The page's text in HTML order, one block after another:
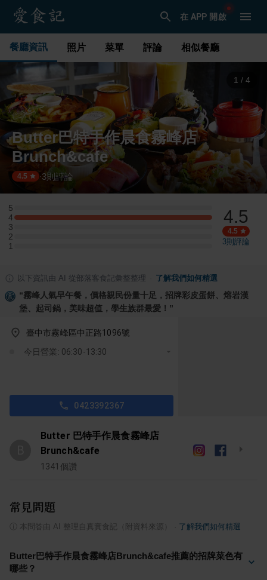
在 APP 開啟
餐廳資訊 照片 菜單 評論 相似餐廳
1 / 4
Butter巴特手作晨食霧峰店
Brunch&cafe
4.5 ·3則評論
5
5 星：0 則評論
4
4 星：1 則評論
3
3 星：0 則評論
2
2 星：0 則評論
1
1 星：0 則評論
4.5
4.5
3則評論
以下資訊由 AI 從部落客食記彙整整理 了解我們如何精選
“霧峰人氣早午餐，價格親民份量十足，招牌彩皮蛋餅、熔岩漢
堡、起司鍋，美味超值，學生族群最愛！ ”
臺中市霧峰區中正路1096號
今日營業: 06:30-13:30
0423392367
Butter 巴特手作晨食霧峰店
Brunch&cafe
1341 個讚
常見問題
本問答由 AI 整理自真實食記（附資料來源） 了解我們如何精選
Butter巴特手作晨食霧峰店Brunch&cafe推薦的招牌菜色有
哪些？